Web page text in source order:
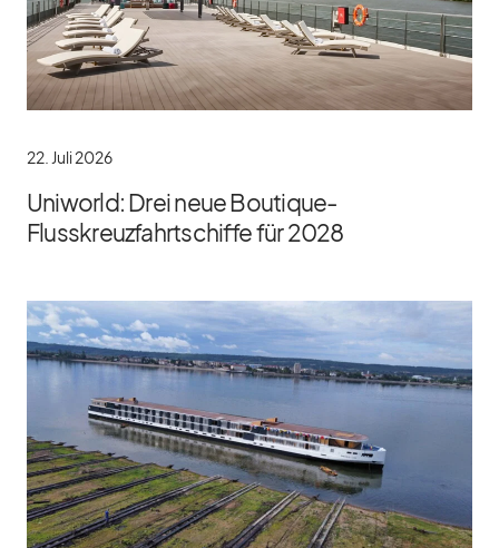
22. Juli 2026
Uniworld: Drei neue Boutique-
Flusskreuzfahrtschiffe für 2028